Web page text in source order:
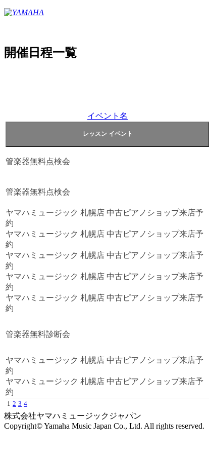
開催日程一覧
イベント名
管楽器無料点検会
管楽器無料点検会
ヤマハミュージック 札幌店 中古ピアノショップ来店予
約
ヤマハミュージック 札幌店 中古ピアノショップ来店予
約
ヤマハミュージック 札幌店 中古ピアノショップ来店予
約
ヤマハミュージック 札幌店 中古ピアノショップ来店予
約
ヤマハミュージック 札幌店 中古ピアノショップ来店予
約
管楽器無料診断会
ヤマハミュージック 札幌店 中古ピアノショップ来店予
約
ヤマハミュージック 札幌店 中古ピアノショップ来店予
約
1 2 3 4
株式会社ヤマハミュージックジャパン
Copyright© Yamaha Music Japan Co., Ltd. All rights reserved.